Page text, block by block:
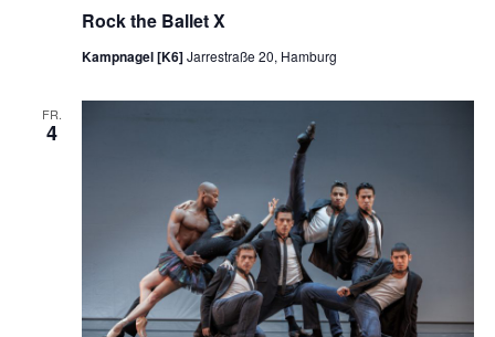
Rock the Ballet X
Kampnagel [K6]Jarrestraße 20, Hamburg
FR.
4